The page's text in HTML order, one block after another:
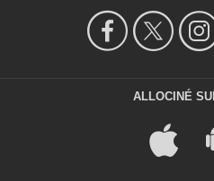
ALLOCINÉ